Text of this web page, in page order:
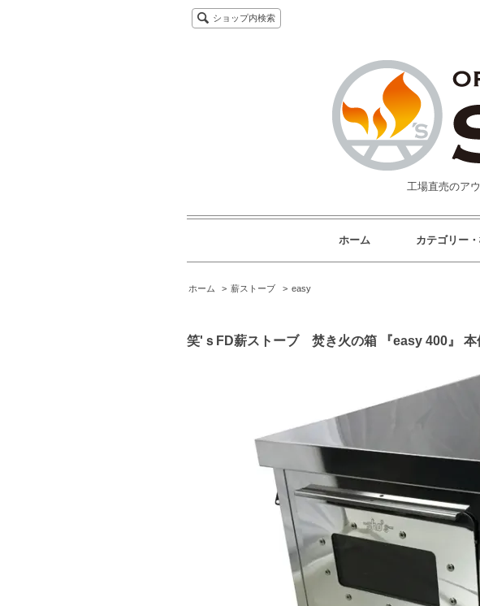
ショップ内検索
工場直売のア
ホーム カテゴリー
ホーム > 薪ストーブ > easy
笑'ｓFD薪ストーブ 焚き火の箱 『easy 400』 本